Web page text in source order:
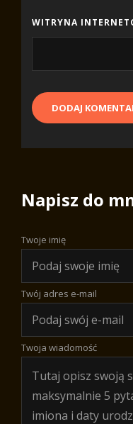
WITRYNA
Napisz do
Twoje imię
Twój adres e-mail
Twoja wiadomość